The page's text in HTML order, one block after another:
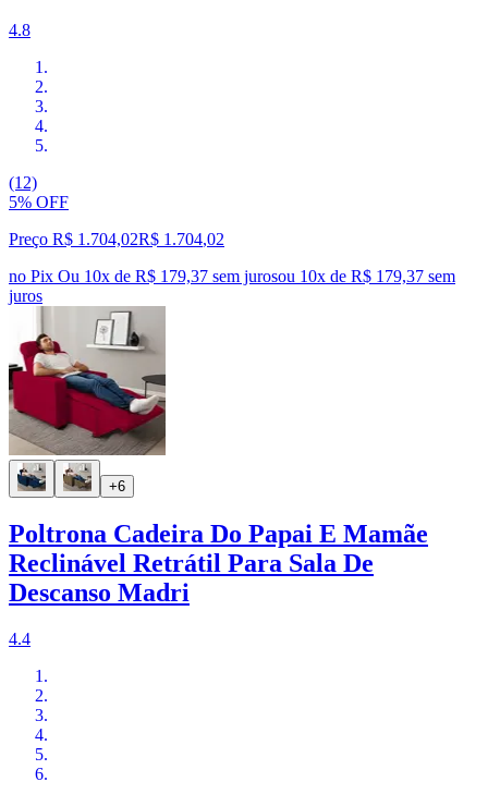
4.8
(12)
5% OFF
Preço R$ 1.704,02R$ 1.704,02
no Pix Ou 10x de R$ 179,37 sem jurosou 10x de R$ 179,37 sem
juros
+6
Poltrona Cadeira Do Papai E Mamãe
Reclinável Retrátil Para Sala De
Descanso Madri
4.4